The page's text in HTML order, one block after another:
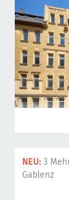
NEU: 3
Gablenz